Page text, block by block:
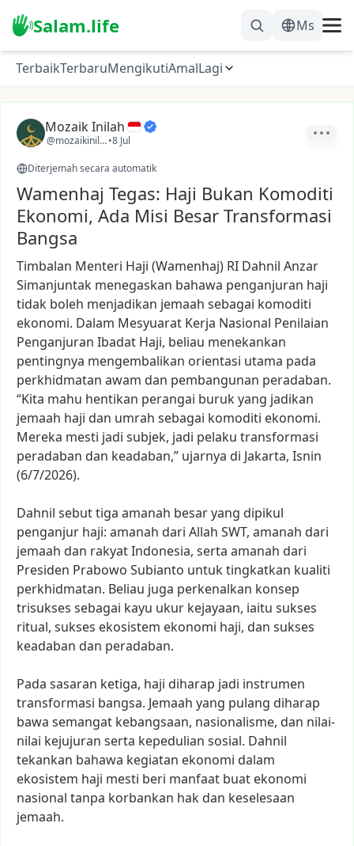
Salam.life Ms
TerbaikTerbaruMengikutiAmalLagi
Mozaik Inilah
@mozaikinilah•8 Jul
Diterjemah secara automatik
Wamenhaj Tegas: Haji Bukan Komoditi
Ekonomi, Ada Misi Besar Transformasi
Bangsa
Timbalan Menteri Haji (Wamenhaj) RI Dahnil Anzar
Simanjuntak menegaskan bahawa penganjuran haji
tidak boleh menjadikan jemaah sebagai komoditi
ekonomi. Dalam Mesyuarat Kerja Nasional Penilaian
Penganjuran Ibadat Haji, beliau menekankan
pentingnya mengembalikan orientasi utama pada
perkhidmatan awam dan pembangunan peradaban.
“Kita mahu hentikan perangai burukyang jadikan
jemaah haji dan umrah sebagai komoditi ekonomi.
Mereka mesti jadi subjek, jadi pelaku transformasi
peradaban dan keadaban,” ujarnya di Jakarta, Isnin
(6/7/2026).
Dahnil sebuttiga amanah besaryang dipikul
penganjur haji: amanah dari Allah SWT, amanah dari
jemaah dan rakyatIndonesia, serta amanah dari
Presiden Prabowo Subianto untuktingkatkan kualiti
perkhidmatan. Beliau juga perkenalkan konsep
trisukses sebagai kayu ukur kejayaan, iaitu sukses
ritual, sukses ekosistem ekonomi haji, dan sukses
keadaban dan peradaban.
Pada sasaran ketiga, haji diharap jadi instrumen
transformasi bangsa. Jemaah yang pulang diharap
bawa semangat kebangsaan, nasionalisme, dan nilai-
nilai kejujuran serta kepedulian sosial. Dahnil
tekankan bahawa kegiatan ekonomi dalam
ekosistem haji mesti beri manfaat buat ekonomi
nasional tanpa korbankan hak dan keselesaan
jemaah.